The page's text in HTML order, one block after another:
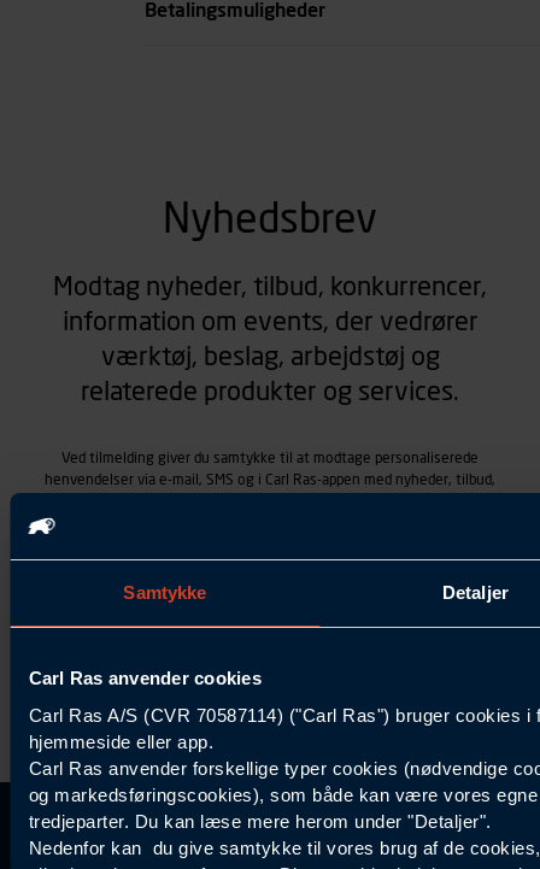
Samtykke Detaljer
Carl Ras anvender cookies
Carl Ras A/S (CVR 70587114) ("Carl Ras") bruger cookies
hjemmeside eller app.
Carl Ras anvender forskellige typer cookies (nødvendige
og markedsføringscookies), som både kan være vores
tredjeparter. Du kan læse mere herom under "Detaljer".
Nedenfor kan du give samtykke til vores brug af de
Betalingsmuligheder
Nyhedsbrev
Modtag nyheder, tilbud, konkurrencer,
information om events, der vedrører
værktøj, beslag, arbejdstøj og
relaterede produkter og services.
Ved tilmelding giver du samtykke til at modtage personaliserede
henvendelser via e-mail, SMS og i Carl Ras-appen med nyheder, tilbud,
Samtykket betyder også, at Carl Ras A/S som dataansvarlig kan
samtykke tilbage ved at trykke "Afmeld" i bunden af hver
vorespersondatapolitik
Kontakt Kundeservice Information
Carl Ras Gruppen
Kundefordele
Bliv kontokunde
Inspiration
Specialisten